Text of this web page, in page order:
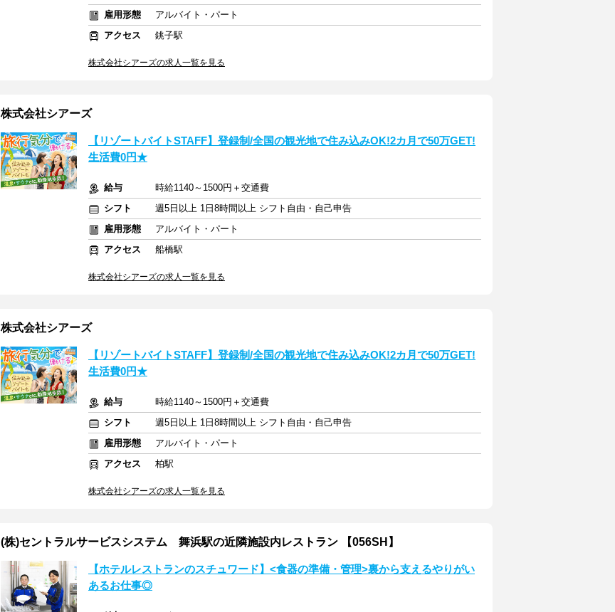
雇用形態
アルバイト・パート
アクセス
銚子駅
株式会社シアーズの求人一覧を見る
株式会社シアーズ
【リゾートバイトSTAFF】登録制/全国の観光地で住み込みOK!2カ月で50万GET!
生活費0円★
給与
時給1140～1500円＋交通費
シフト
週5日以上 1日8時間以上 シフト自由・自己申告
雇用形態
アルバイト・パート
アクセス
船橋駅
株式会社シアーズの求人一覧を見る
株式会社シアーズ
【リゾートバイトSTAFF】登録制/全国の観光地で住み込みOK!2カ月で50万GET!
生活費0円★
給与
時給1140～1500円＋交通費
シフト
週5日以上 1日8時間以上 シフト自由・自己申告
雇用形態
アルバイト・パート
アクセス
柏駅
株式会社シアーズの求人一覧を見る
(株)セントラルサービスシステム 舞浜駅の近隣施設内レストラン 【056SH】
【ホテルレストランのスチュワード】<食器の準備・管理>裏から支えるやりがい
あるお仕事◎